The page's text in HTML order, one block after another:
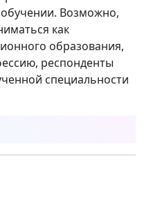
Возможно,
как
образования,
респонденты
специальности